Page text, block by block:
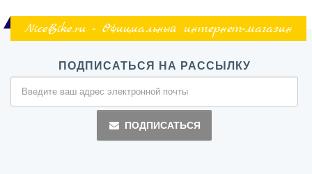
NiceBike.ru - Официальный интернет-магазин
ПОДПИСАТЬСЯ НА РАССЫЛКУ
ПОДПИСАТЬСЯ